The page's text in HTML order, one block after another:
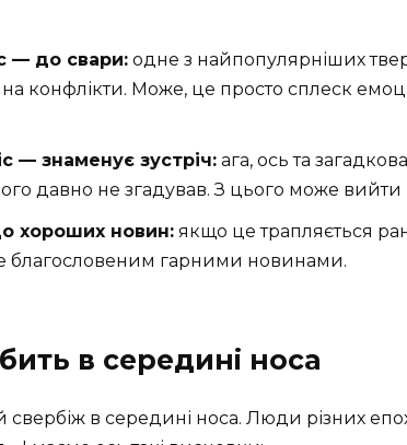
— до свари: одне з найпопулярніших
на конфлікти. Може, це просто сплеск
— знаменує зустріч: ага, ось та
давно не згадував. З цього може вийти
хороших новин: якщо це трапляється
благословеним гарними новинами.
в середині носа
свербіж в середині носа. Люди різних